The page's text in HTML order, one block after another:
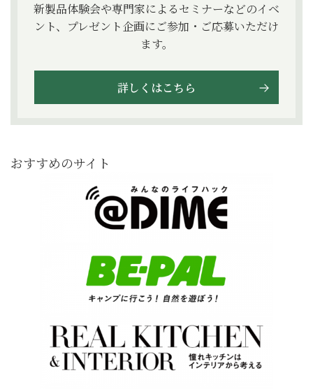
新製品体験会や専門家によるセミナーなどのイベ
ント、プレゼント企画にご参加・ご応募いただけ
ます。
詳しくはこちら
おすすめのサイト